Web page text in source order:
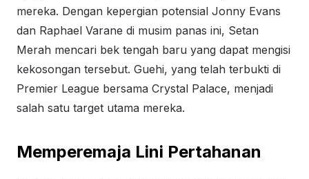
mereka. Dengan kepergian potensial Jonny Evans
dan Raphael Varane di musim panas ini, Setan
Merah mencari bek tengah baru yang dapat mengisi
kekosongan tersebut. Guehi, yang telah terbukti di
Premier League bersama Crystal Palace, menjadi
salah satu target utama mereka.
Memperemaja Lini Pertahanan